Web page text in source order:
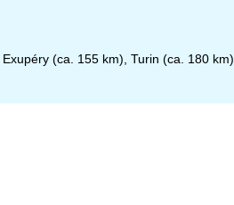
(ca. 155 km), Turin (ca. 180 km)